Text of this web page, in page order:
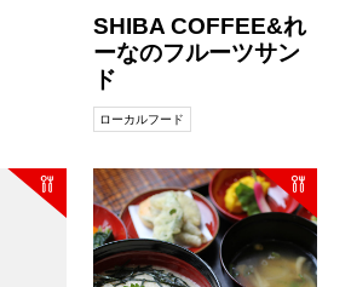
SHIBA COFFEE&れ
ーなのフルーツサン
ド
ローカルフード